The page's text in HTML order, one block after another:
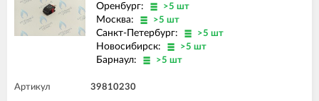
FERROLI DOMItech F32 D
Оренбург: >5 шт
Москва: >5 шт
Санкт-Петербург: >5 шт
Новосибирск: >5 шт
Барнаул: >5 шт
Артикул 39810230